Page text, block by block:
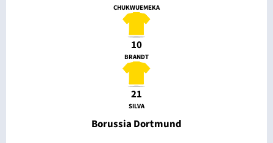
CHUKWUEMEKA
10
BRANDT
21
SILVA
Borussia Dortmund